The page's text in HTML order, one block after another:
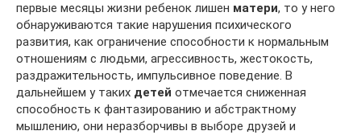
первые месяцы жизни ребенок лишен матери, то у него
обнаруживаются такие нарушения психического
развития, как ограничение способности к нормальным
отношениям с людьми, агрессивность, жестокость,
раздражительность, импульсивное поведение. В
дальнейшем у таких детей отмечается сниженная
способность к фантазированию и абстрактному
мышлению, они неразборчивы в выборе друзей и